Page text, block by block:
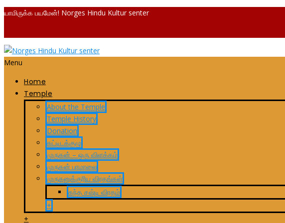
யாமிருக்க பயமேன்! Norges Hindu Kultur senter
Menu
Home
Temple
About the Temple
Temple History
Donation
கட்டிடக்குழு
முருகன் – ஒரு விளக்கம்
முருகன் பாமாலை
முருகனுக்குரிய விரதங்கள்
கந்த சஷ்டி விரதம்
+
+